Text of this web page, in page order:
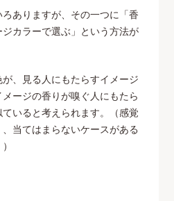
ありますが、その一つに「香
カラーで選ぶ」という方法が
、見る人にもたらすイメージ
ージの香りが嗅ぐ人にもたら
いると考えられます。（感覚
当てはまらないケースがある